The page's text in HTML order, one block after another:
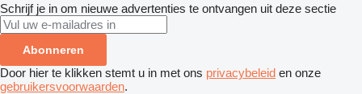
Schrijf je in om nieuwe advertenties te ontvangen uit deze sectie
Abonneren
Door hier te klikken stemt u in met ons privacybeleid en onze
gebruikersvoorwaarden.